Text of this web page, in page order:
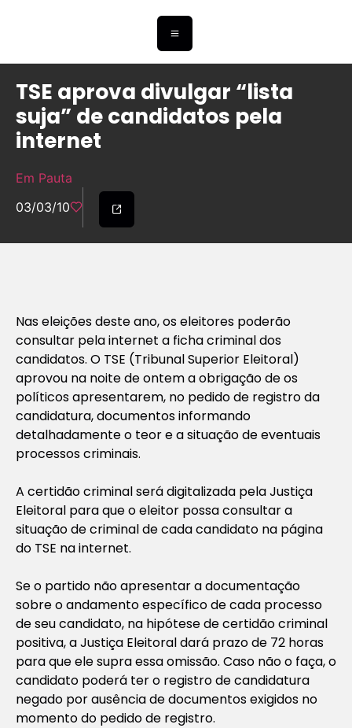
TSE aprova divulgar “lista
suja” de candidatos pela
internet
Em Pauta
03/03/10
Nas eleições deste ano, os eleitores poderão
consultar pela internet a ficha criminal dos
candidatos. O TSE (Tribunal Superior Eleitoral)
aprovou na noite de ontem a obrigação de os
políticos apresentarem, no pedido de registro da
candidatura, documentos informando
detalhadamente o teor e a situação de eventuais
processos criminais.
A certidão criminal será digitalizada pela Justiça
Eleitoral para que o eleitor possa consultar a
situação de criminal de cada candidato na página
do TSE na internet.
Se o partido não apresentar a documentação
sobre o andamento específico de cada processo
de seu candidato, na hipótese de certidão criminal
positiva, a Justiça Eleitoral dará prazo de 72 horas
para que ele supra essa omissão. Caso não o faça, o
candidato poderá ter o registro de candidatura
negado por ausência de documentos exigidos no
momento do pedido de registro.